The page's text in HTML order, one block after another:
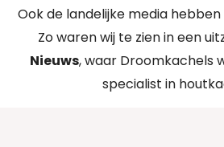
Ook de landelijke media
Zo waren wij te zien in een
Nieuws, waar Droomkachels
specialist in